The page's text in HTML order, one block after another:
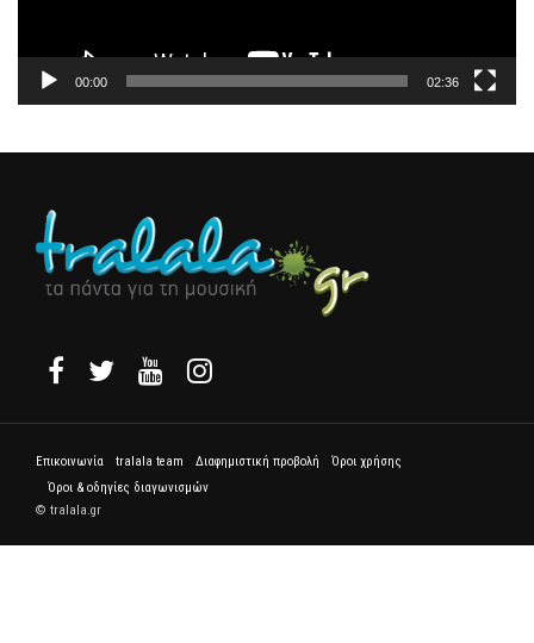
00:00 02:36
Επικοινωνία tralala team Διαφημιστική προβολή
Όροι χρήσης
Όροι & οδηγίες διαγωνισμών
© tralala.gr